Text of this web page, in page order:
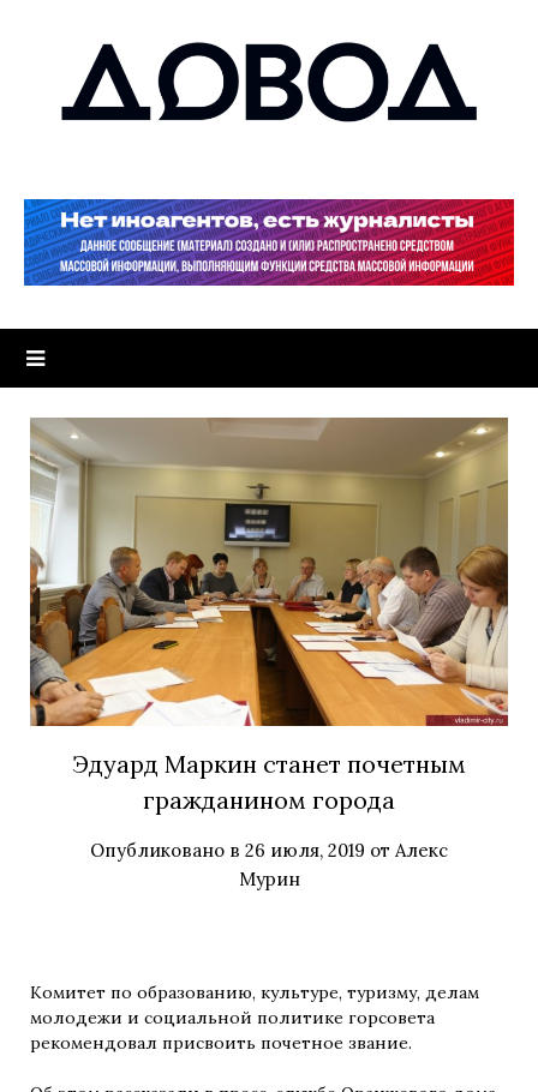
Эдуард Маркин станет почетным
гражданином города
Опубликовано в 26 июля, 2019 от Алекс
Мурин
Комитет по образованию, культуре, туризму, делам
молодежи и социальной политике горсовета
рекомендовал присвоить почетное звание.